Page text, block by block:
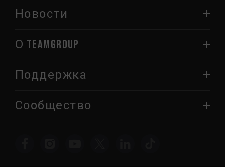
Новости
О TEAMGROUP
Поддержка
Сообщество